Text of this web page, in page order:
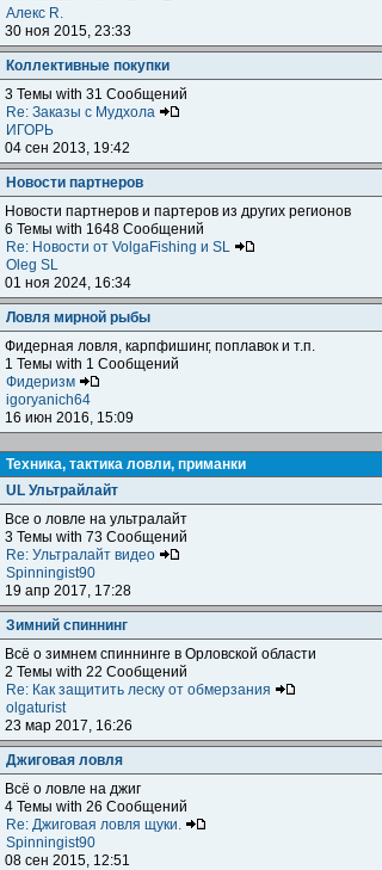
Алекс R.
30 ноя 2015, 23:33
Коллективные покупки
3 Темы with 31 Сообщений
Re: Заказы с Мудхола
ИГОРЬ
04 сен 2013, 19:42
Новости партнеров
Новости партнеров и партеров из других регионов
6 Темы with 1648 Сообщений
Re: Новости от VolgaFishing и SL
Oleg SL
01 ноя 2024, 16:34
Ловля мирной рыбы
Фидерная ловля, карпфишинг, поплавок и т.п.
1 Темы with 1 Сообщений
Фидеризм
igoryanich64
16 июн 2016, 15:09
Техника, тактика ловли, приманки
UL Ультрайлайт
Все о ловле на ультралайт
3 Темы with 73 Сообщений
Re: Ультралайт видео
Spinningist90
19 апр 2017, 17:28
Зимний спиннинг
Всё о зимнем спиннинге в Орловской области
2 Темы with 22 Сообщений
Re: Как защитить леску от обмерзания
olgaturist
23 мар 2017, 16:26
Джиговая ловля
Всё о ловле на джиг
4 Темы with 26 Сообщений
Re: Джиговая ловля щуки.
Spinningist90
08 сен 2015, 12:51